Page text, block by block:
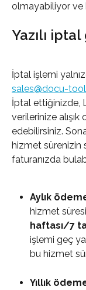
olmayabiliyor ve
Yazılı
İptal işlemi
sales@docu-
İptal ettiğinizde,
verilerinize
edebilirsiniz.
hizmet sürenizin
faturanızda
Aylık
hizmet
haftası/7
işlemi geç
bu hizmet
Yıllık